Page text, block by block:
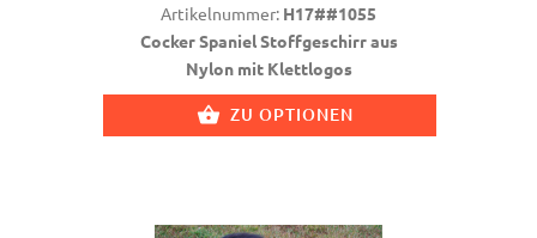
Artikelnummer: H17##1055
Cocker Spaniel Stoffgeschirr aus
Nylon mit Klettlogos
ZU OPTIONEN